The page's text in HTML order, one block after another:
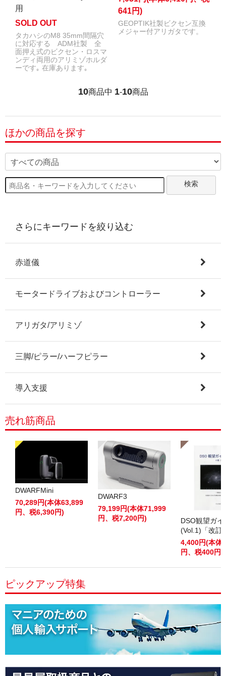
用
SOLD OUT
タカハシのM8 35mm間隔穴
に対応する ADM社製 全
面押え式のビクセン・ロスマ
ンディ両用のアリミゾホルダ
ーです｡ 在庫あります｡
641円)
GEOPTIK社製ビクセン互換
メジャー付アリガタです。
10商品中 1-10商品
ほかの商品を探す
検索
さらにキーワードを絞り込む
赤道儀
モータードライブおよびコントローラー
アリガタ/アリミゾ
三脚/ピラー/ハーフピラー
導入支援
売れ筋商品
DWARFMini
70,289円(本体63,899
円、税6,390円)
DWARF3
79,199円(本体71,999
円、税7,200円)
DSO観望ガ
(Vol.1)「改訂
4,400円(本体
円、税400円)
ピックアップ特集